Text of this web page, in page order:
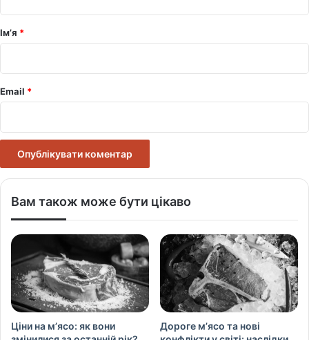
р
Ім’я *
Email *
Вам також може бути цікаво
Ціни на м’ясо: як вони
Дороге м’ясо та нові